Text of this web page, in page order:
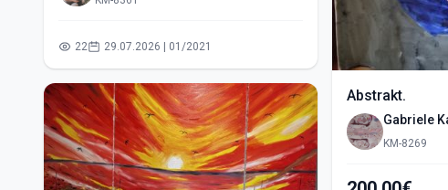
22 29.07.2026 | 01/2021
Abstrakt.
Gabriele
KM-8269